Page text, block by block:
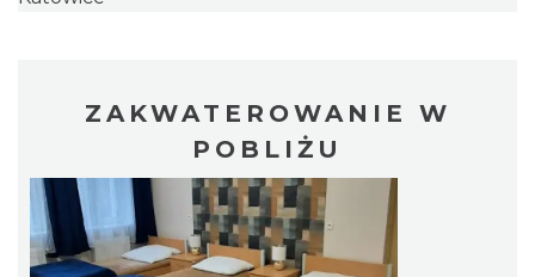
ZAKWATEROWANIE W
POBLIŻU